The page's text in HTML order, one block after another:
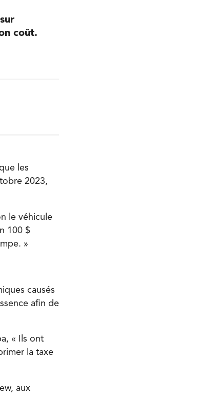
coût.
les
2023,
le véhicule
100 $
»
causés
afin de
« Ils ont
la taxe
aux